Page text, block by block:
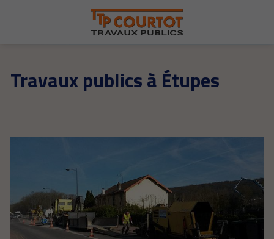
Travaux publics à Étupes